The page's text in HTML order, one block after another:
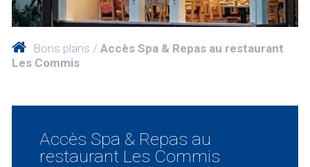
Bons plans
Accès Spa & Repas au restaurant
Les Commis
Accès Spa & Repas au
restaurant Les Commis